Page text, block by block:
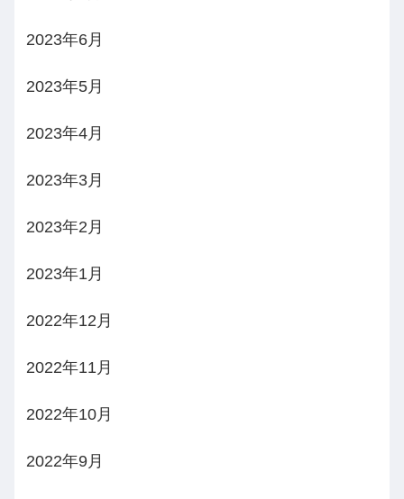
2023年6月
2023年5月
2023年4月
2023年3月
2023年2月
2023年1月
2022年12月
2022年11月
2022年10月
2022年9月